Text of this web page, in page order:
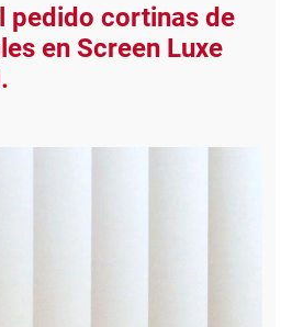
pedido cortinas de
en Screen Luxe